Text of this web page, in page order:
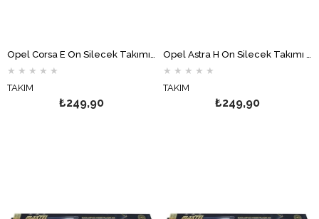
★ ★ ★ ★ ★
TAKIM
₺249,90
★ ★ ★ ★ ★
TAKIM
₺249,90